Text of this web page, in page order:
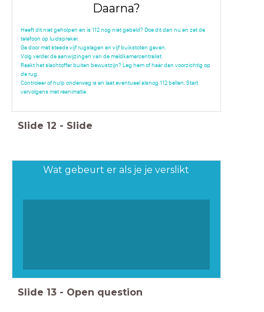
Daarna?
Heeft dit niet geholpen en is 112 nog niet gebeld? Doe dit dan nu en zet de
telefoon op luidspreker.
Ga door met steeds vijf rugslagen en vijf buikstoten geven.
Volg verder de aanwijzingen van de meldkamercentralist.
Raakt het slachtoffer buiten bewustzijn? Leg hem of haar dan voorzichtig op
de rug.
Controleer of hulp onderweg is en laat eventueel alsnog 112 bellen. Start
vervolgens met reanimatie.
Slide 12 - Slide
Wat gebeurt er als je je verslikt
Slide 13 - Open question